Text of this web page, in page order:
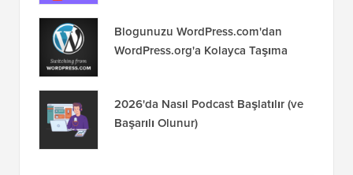
Blogunuzu WordPress.com'dan
WordPress.org'a Kolayca Taşıma
2026'da Nasıl Podcast Başlatılır (ve
Başarılı Olunur)